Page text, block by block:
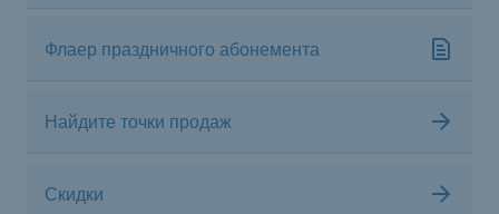
Флаер праздничного абонемента
Найдите точки продаж
Скидки